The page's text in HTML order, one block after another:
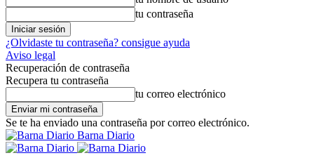
tu contraseña
¿Olvidaste tu contraseña? consigue ayuda
Aviso legal
Recuperación de contraseña
Recupera tu contraseña
tu correo electrónico
Se te ha enviado una contraseña por correo electrónico.
Barna Diario